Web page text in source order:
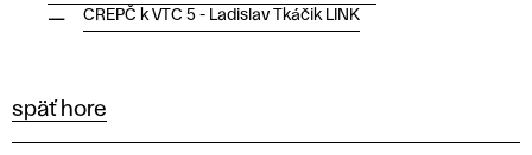
CREPČ k VTC 5 - Ladislav Tkáčik LINK
späť hore